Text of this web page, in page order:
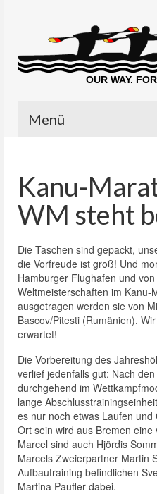
OUR WAY.
Menü
Kanu-
WM steht
Die Taschen sind gepackt,
die Vorfreude ist groß! Und
Hamburger Flughafen und
Weltmeisterschaften im Kanu-
ausgetragen werden sie von
Bascov/Pitesti (Rumänien).
erwartet!
Die Vorbereitung des
verlief jedenfalls gut: Nach
durchgehend im
lange
es nur noch etwas Laufen
Ort sein wird aus Bremen
Marcel sind auch Hjördis
Marcels Zweierpartner Martin
Aufbautraining befindlichen
Martina Paufler dabei.